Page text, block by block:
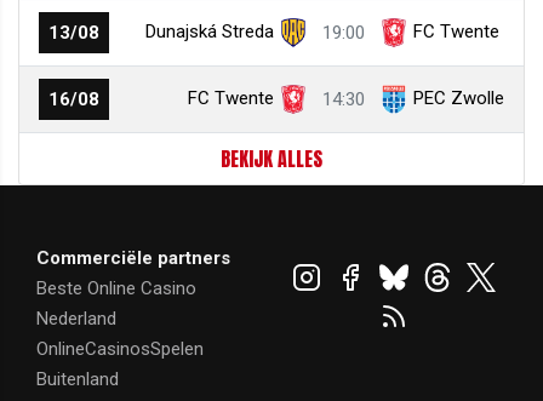
13/08 Dunajská Streda 19:00 FC Twente
16/08 FC Twente 14:30 PEC Zwolle
BEKIJK ALLES
Commerciële partners
Beste Online Casino
Nederland
OnlineCasinosSpelen
Buitenland